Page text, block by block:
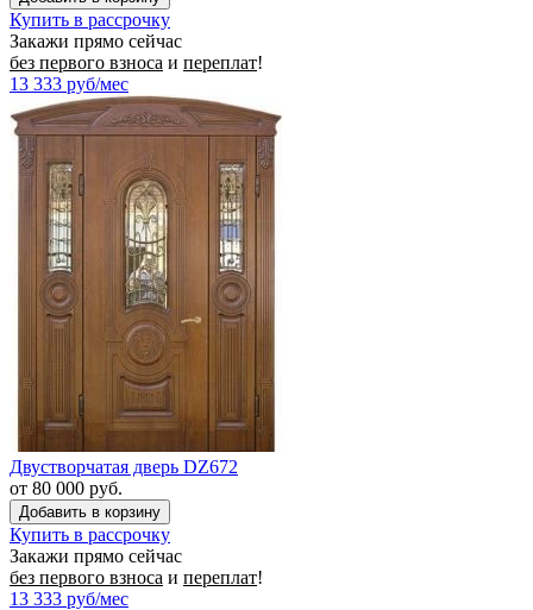
Купить в рассрочку
Закажи прямо сейчас
без первого взноса и переплат!
13 333 руб/мес
Двустворчатая дверь DZ672
от 80 000 руб.
Купить в рассрочку
Закажи прямо сейчас
без первого взноса и переплат!
13 333 руб/мес